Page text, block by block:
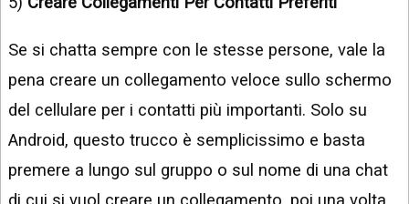
Se si chatta sempre con le stesse persone, vale la
pena creare un collegamento veloce sullo schermo
del cellulare per i contatti più importanti. Solo su
Android, questo trucco è semplicissimo e basta
premere a lungo sul gruppo o sul nome di una chat
di cui si vuol creare un collegamento, poi una volta